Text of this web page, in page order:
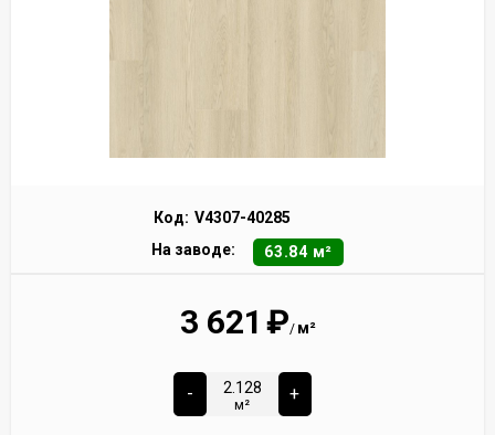
Код: V4307-40285
На заводе:
63.84 м²
3 621 ₽/ м²
-
м²
+